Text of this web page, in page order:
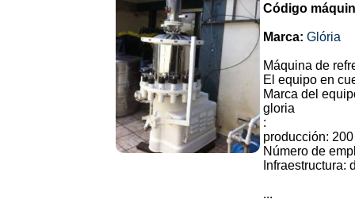
Código
Marca: Glória
Máquina de
El equipo en
Marca del
gloria
:
producción:
Número de
Infraestructura:
...